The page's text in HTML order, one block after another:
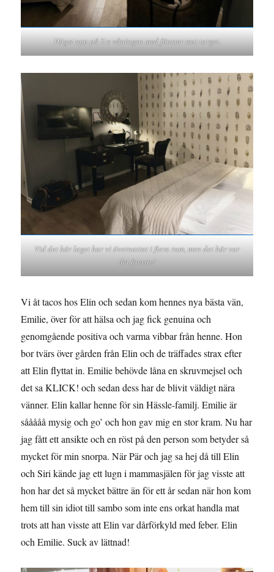
Högst upp på 5:e våningen med fönster mot torget.
Vid det här laget har vi övernattat i flera rum, men det här var
det finaste!
Vi åt tacos hos Elin och sedan kom hennes nya bästa vän,
Emilie, över för att hälsa och jag fick genuina och
genomgående positiva och varma vibbar från henne. Hon
bor tvärs över gården från Elin och de träffades strax efter
att Elin flyttat in. Emilie behövde låna en skruvmejsel och
det sa KLICK! och sedan dess har de blivit väldigt nära
vänner. Elin kallar henne för sin Hässle-familj. Emilie är
sååååå mysig och go’ och hon gav mig en stor kram. Nu har
jag fått ett ansikte och en röst på den person som betyder så
mycket för min snorpa. När Pär och jag sa hej då till Elin
och Siri kände jag ett lugn i mammasjälen för jag visste att
hon har det så mycket bättre än för ett år sedan när hon kom
hem till sin idiot till sambo som inte ens orkat handla mat
trots att han visste att Elin var dårförkyld med feber. Elin
och Emilie. Suck av lättnad!